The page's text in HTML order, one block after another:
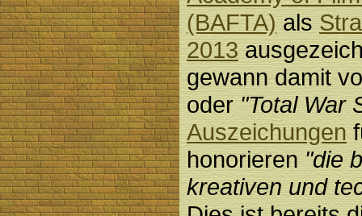
(BAFTA)als
2013
gewann damit
oder"Total War
Auszeichungen
honorieren"die
kreativen und